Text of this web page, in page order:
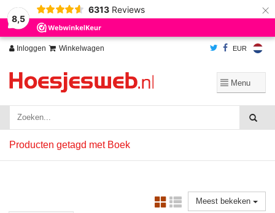
8,5
6313 Reviews ×
Inloggen Winkelwagen EUR
Producten getagd met Boek
Meest bekeken
Wij slaan cookies op om onze website te verbeteren. Is dat akkoord?
Ja
Nee